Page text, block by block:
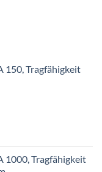
150, Tragfähigkeit
1000, Tragfähigkeit